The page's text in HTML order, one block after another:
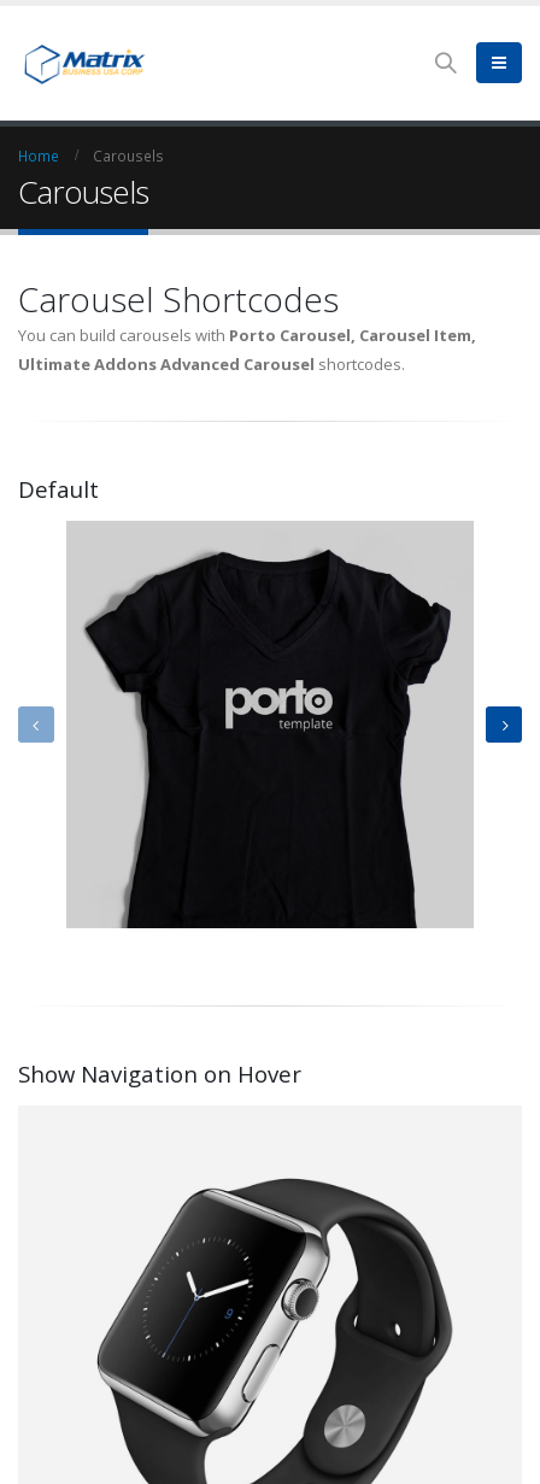
Home Carousels
Carousels
Carousel Shortcodes
You can build carousels with Porto Carousel, Carousel Item,
Ultimate Addons Advanced Carousel shortcodes.
Default
Show Navigation on Hover